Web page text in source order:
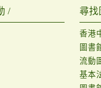
/ 尋找
香港
圖書
流動
基本